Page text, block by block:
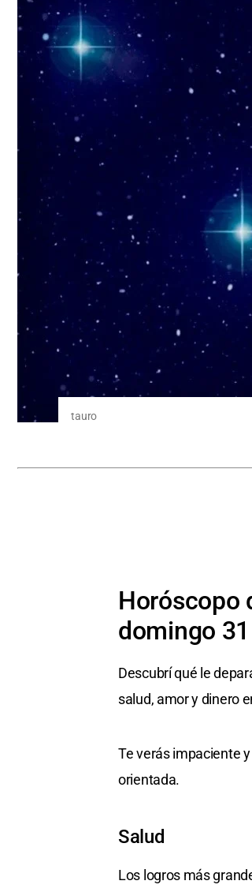
tauro
Horóscopo
domingo
Descubrí qué le
salud, amor y dinero
Te verás impaciente
orientada.
Salud
Los logros más